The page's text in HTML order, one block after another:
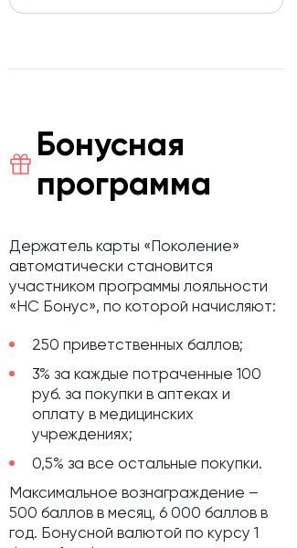
Бонусная
программа
Держатель карты «Поколение»
автоматически становится
участником программы лояльности
«НС Бонус», по которой начисляют:
250 приветственных баллов;
3% за каждые потраченные 100
руб. за покупки в аптеках и
оплату в медицинских
учреждениях;
0,5% за все остальные покупки.
Максимальное вознаграждение –
500 баллов в месяц, 6 000 баллов в
год. Бонусной валютой по курсу 1